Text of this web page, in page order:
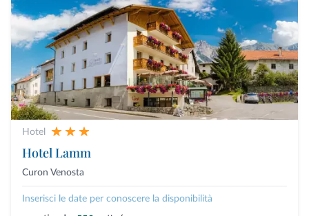
Hotel
Hotel Lamm
Curon Venosta
Inserisci le date per conoscere la disponibilità